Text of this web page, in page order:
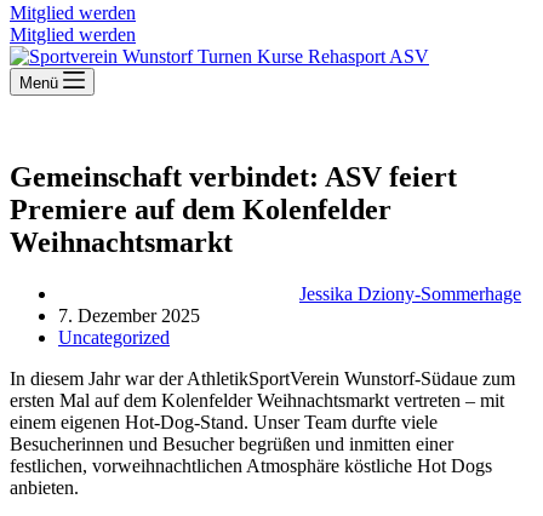
Mitglied werden
Mitglied werden
Menü
Gemeinschaft verbindet: ASV feiert
Premiere auf dem Kolenfelder
Weihnachtsmarkt
Jessika Dziony-Sommerhage
7. Dezember 2025
Uncategorized
In diesem Jahr war der AthletikSportVerein Wunstorf-Südaue zum
ersten Mal auf dem Kolenfelder Weihnachtsmarkt vertreten – mit
einem eigenen Hot-Dog-Stand. Unser Team durfte viele
Besucherinnen und Besucher begrüßen und inmitten einer
festlichen, vorweihnachtlichen Atmosphäre köstliche Hot Dogs
anbieten.